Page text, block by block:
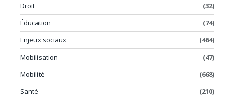
Droit
(32)
Éducation
(74)
Enjeux sociaux
(464)
Mobilisation
(47)
Mobilité
(668)
Santé
(210)